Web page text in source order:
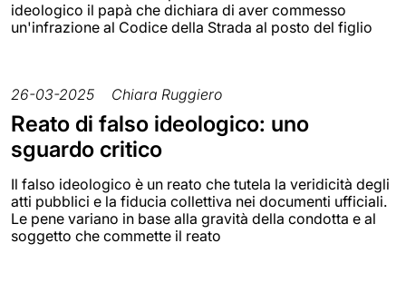
ideologico il papà che dichiara di aver commesso
un'infrazione al Codice della Strada al posto del figlio
26-03-2025 Chiara Ruggiero
Reato di falso ideologico: uno
sguardo critico
Il falso ideologico è un reato che tutela la veridicità degli
atti pubblici e la fiducia collettiva nei documenti ufficiali.
Le pene variano in base alla gravità della condotta e al
soggetto che commette il reato